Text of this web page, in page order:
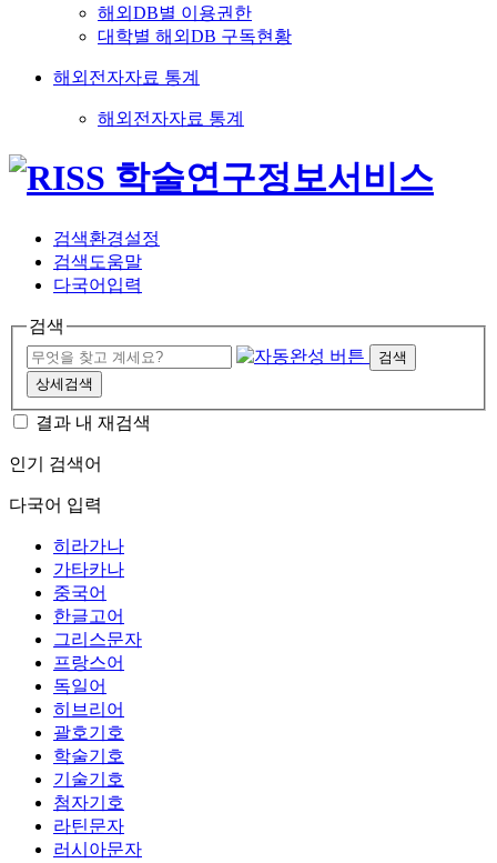
해외DB별 이용권한
대학별 해외DB 구독현황
해외전자자료 통계
해외전자자료 통계
검색환경설정
검색도움말
다국어입력
검색
검색
상세검색
결과 내 재검색
인기 검색어
다국어 입력
히라가나
가타카나
중국어
한글고어
그리스문자
프랑스어
독일어
히브리어
괄호기호
학술기호
기술기호
첨자기호
라틴문자
러시아문자